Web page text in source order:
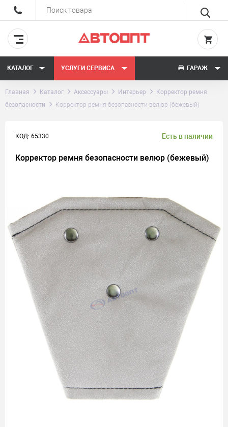
КАТАЛОГ УСЛУГИ СЕРВИСА ГАРАЖ
Главная Каталог Аксессуары Интерьер
Корректор ремня
безопасности
Корректор ремня безопасности велюр (бежевый)
КОД: 65330 Есть в наличии
Корректор ремня безопасности велюр (бежевый)